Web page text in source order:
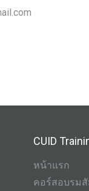
CUID
หน้าแรก
คอร์สอบรม